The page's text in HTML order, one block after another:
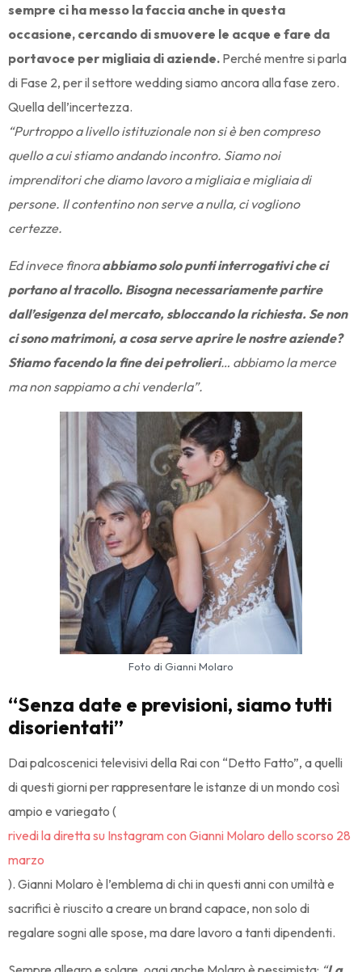
sempre ci ha messo la faccia anche in questa
occasione, cercando di smuovere le acque e fare da
portavoce per migliaia di aziende. Perché mentre si parla
di Fase 2, per il settore wedding siamo ancora alla fase zero.
Quella dell’incertezza.
“Purtroppo a livello istituzionale non si è ben compreso
quello a cui stiamo andando incontro. Siamo noi
imprenditori che diamo lavoro a migliaia e migliaia di
persone. Il contentino non serve a nulla, ci vogliono
certezze.
Ed invece finoraabbiamo solo punti interrogativi che ci
portano al tracollo. Bisogna necessariamente partire
dall’esigenza del mercato, sbloccando la richiesta. Se non
ci sono matrimoni, a cosa serve aprire le nostre aziende?
Stiamo facendo la fine dei petrolieri… abbiamo la merce
ma non sappiamo a chi venderla”.
Foto di Gianni Molaro
“Senza date e previsioni, siamo tutti
disorientati”
Dai palcoscenici televisivi della Rai con “Detto Fatto”, a quelli
di questi giorni per rappresentare le istanze di un mondo così
ampio e variegato (
rivedi la diretta su Instagram con Gianni Molaro dello scorso 28
marzo
). Gianni Molaro è l’emblema di chi in questi anni con umiltà e
sacrifici è riuscito a creare un brand capace, non solo di
regalare sogni alle spose, ma dare lavoro a tanti dipendenti.